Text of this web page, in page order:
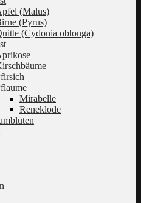
(Malus)
(Pyrus)
(Cydonia oblonga)
Mirabelle
Reneklode